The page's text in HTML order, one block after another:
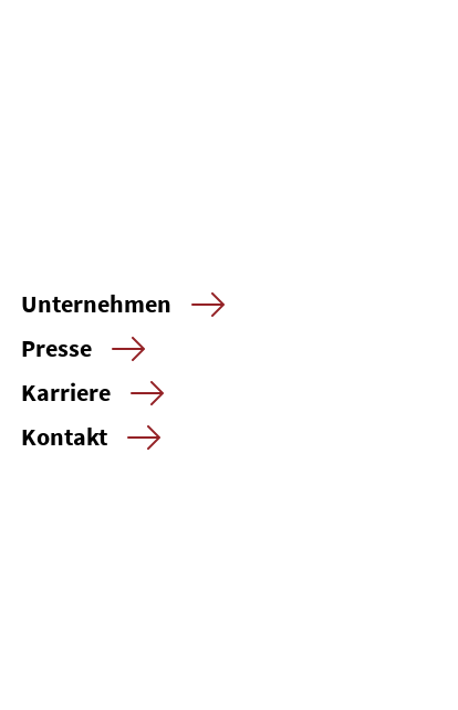
Unternehmen
Presse
Karriere
Kontakt